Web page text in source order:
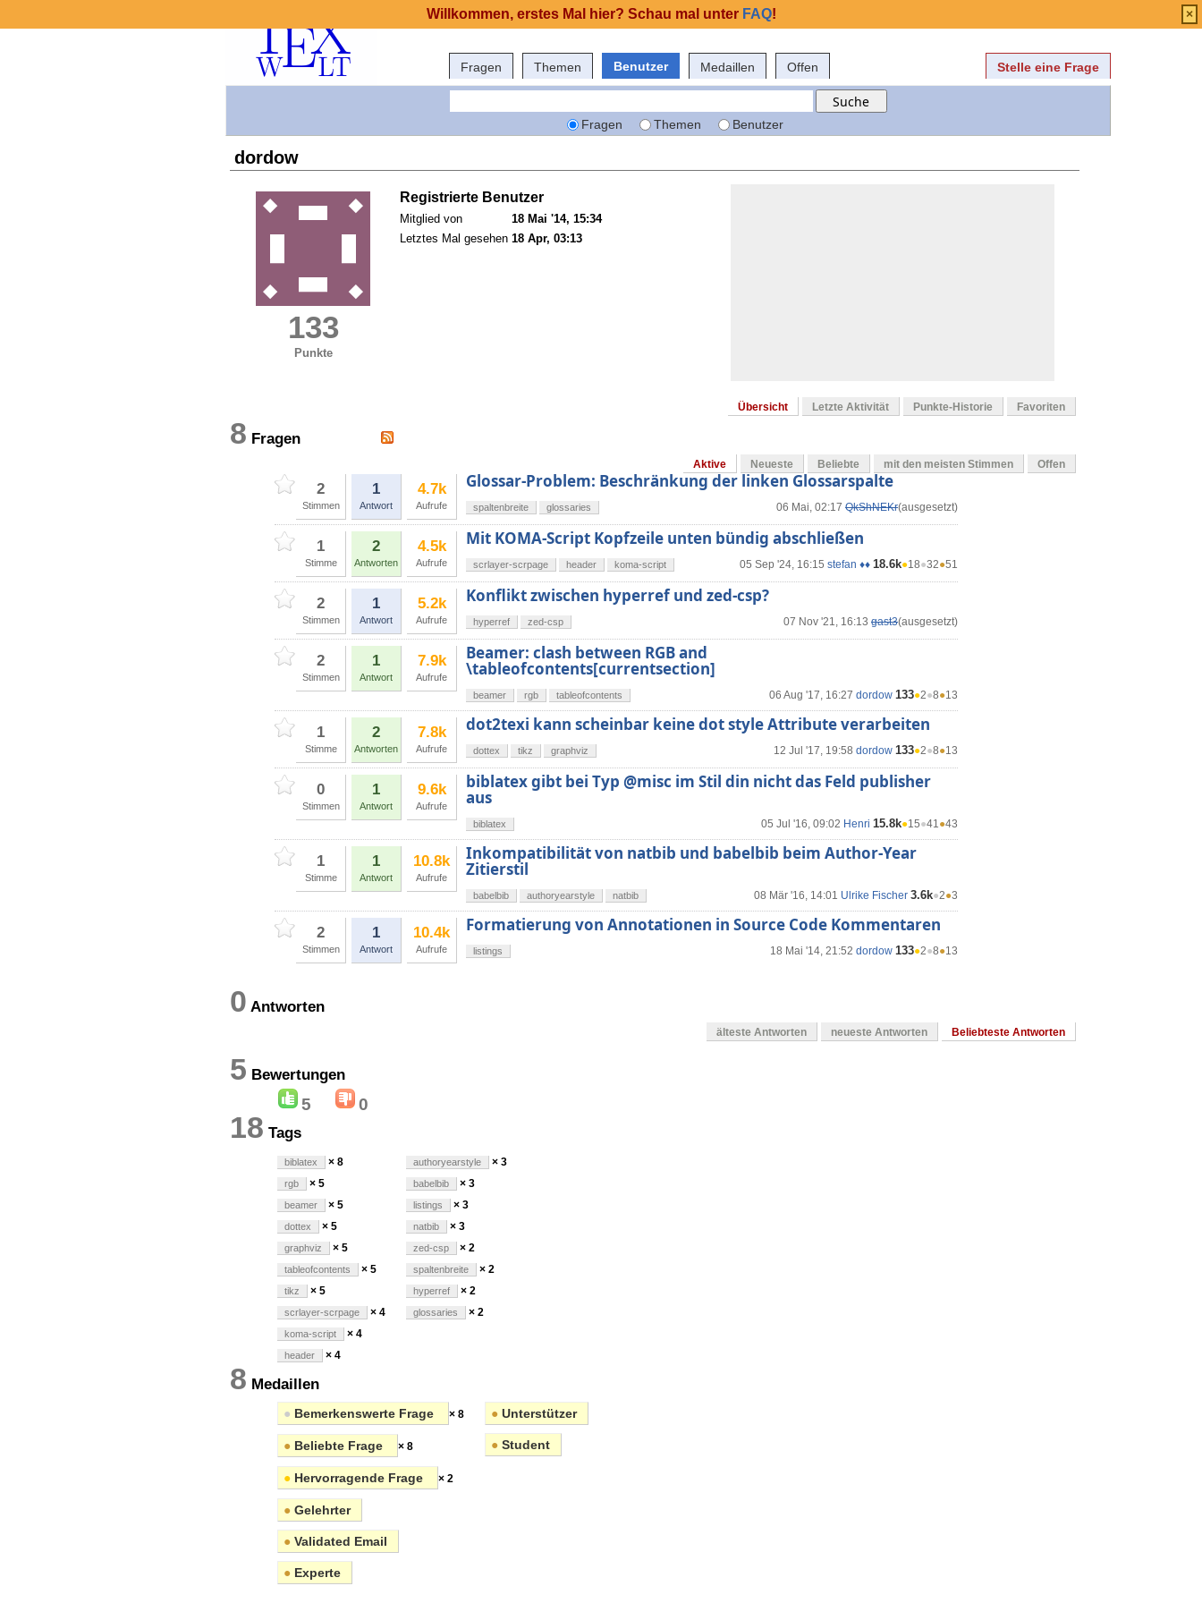
Fragen Themen Benutzer Medaillen Offen Stelle eine Frage
Fragen Themen Benutzer
dordow
133
Punkte
Registrierte Benutzer
Mitglied von
18 Mai '14, 15:34
Letztes Mal gesehen 18 Apr, 03:13
Übersicht Letzte Aktivität Punkte-Historie Favoriten
8 Fragen
Aktive Neueste Beliebte mit den meisten Stimmen Offen
2
Stimmen
1
Antwort
4.7k
Aufrufe
Glossar-Problem: Beschränkung der linken Glossarspalte
06 Mai, 02:17 QkShNEKr(ausgesetzt)
spaltenbreite glossaries
1
Stimme
2
Antworten
4.5k
Aufrufe
Mit KOMA-Script Kopfzeile unten bündig abschließen
05 Sep '24, 16:15 stefan ♦♦ 18.6k●18●32●51
scrlayer-scrpage header koma-script
2
Stimmen
1
Antwort
5.2k
Aufrufe
Konflikt zwischen hyperref und zed-csp?
07 Nov '21, 16:13 gast3(ausgesetzt)
hyperref zed-csp
2
Stimmen
1
Antwort
7.9k
Aufrufe
Beamer: clash between RGB and
\tableofcontents[currentsection]
06 Aug '17, 16:27 dordow 133●2●8●13
beamer rgb tableofcontents
1
Stimme
2
Antworten
7.8k
Aufrufe
dot2texi kann scheinbar keine dot style Attribute verarbeiten
12 Jul '17, 19:58 dordow 133●2●8●13
dottex tikz graphviz
0
Stimmen
1
Antwort
9.6k
Aufrufe
biblatex gibt bei Typ @misc im Stil din nicht das Feld publisher
aus
05 Jul '16, 09:02 Henri 15.8k●15●41●43
biblatex
1
Stimme
1
Antwort
10.8k
Aufrufe
Inkompatibilität von natbib und babelbib beim Author-Year
Zitierstil
08 Mär '16, 14:01 Ulrike Fischer 3.6k●2●3
babelbib authoryearstyle natbib
2
Stimmen
1
Antwort
10.4k
Aufrufe
Formatierung von Annotationen in Source Code Kommentaren
18 Mai '14, 21:52 dordow 133●2●8●13
listings
0 Antworten
älteste Antworten neueste Antworten Beliebteste Antworten
5 Bewertungen
5 0
18 Tags
biblatex × 8
rgb × 5
beamer × 5
dottex × 5
graphviz × 5
tableofcontents × 5
tikz × 5
scrlayer-scrpage × 4
koma-script × 4
header × 4
authoryearstyle × 3
babelbib × 3
listings × 3
natbib × 3
zed-csp × 2
spaltenbreite × 2
hyperref × 2
glossaries × 2
8 Medaillen
● Bemerkenswerte Frage × 8
● Beliebte Frage × 8
● Hervorragende Frage × 2
● Gelehrter
● Validated Email
● Experte
● Unterstützer
● Student
Willkommen, erstes Mal hier? Schau mal unter FAQ! ×